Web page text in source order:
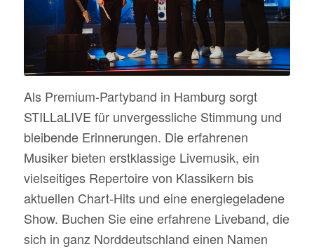
Als Premium-Partyband in Hamburg sorgt
STILLaLIVE für unvergessliche Stimmung und
bleibende Erinnerungen. Die erfahrenen
Musiker bieten erstklassige Livemusik, ein
vielseitiges Repertoire von Klassikern bis
aktuellen Chart-Hits und eine energiegeladene
Show. Buchen Sie eine erfahrene Liveband, die
sich in ganz Norddeutschland einen Namen